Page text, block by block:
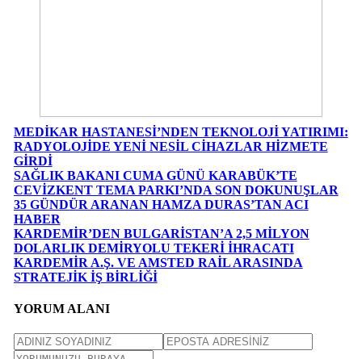
MEDİKAR HASTANESİ’NDEN TEKNOLOJİ YATIRIMI:
RADYOLOJİDE YENİ NESİL CİHAZLAR HİZMETE
GİRDİ
SAĞLIK BAKANI CUMA GÜNÜ KARABÜK’TE
CEVİZKENT TEMA PARKI’NDA SON DOKUNUŞLAR
35 GÜNDÜR ARANAN HAMZA DURAS’TAN ACI
HABER
KARDEMİR’DEN BULGARİSTAN’A 2,5 MİLYON
DOLARLIK DEMİRYOLU TEKERİ İHRACATI
KARDEMİR A.Ş. VE AMSTED RAİL ARASINDA
STRATEJİK İŞ BİRLİĞİ
YORUM ALANI